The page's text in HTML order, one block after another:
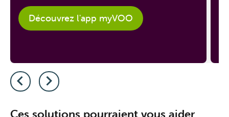
Découvrez l'app myVOO
Ces solutions pourraient vous aider